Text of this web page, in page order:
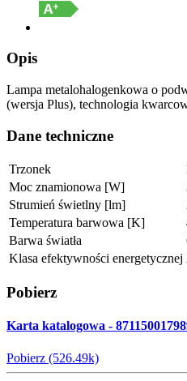
Opis
Lampa metalohalogenkowa o
(wersja Plus), technologia
Dane techniczne
Trzonek
Moc znamionowa [W]
Strumień świetlny [lm]
Temperatura barwowa [K]
Barwa światła
Klasa efektywności energetycznej
Pobierz
Karta katalogowa -
Pobierz (526.49k)